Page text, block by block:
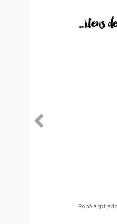
...itens
Robô